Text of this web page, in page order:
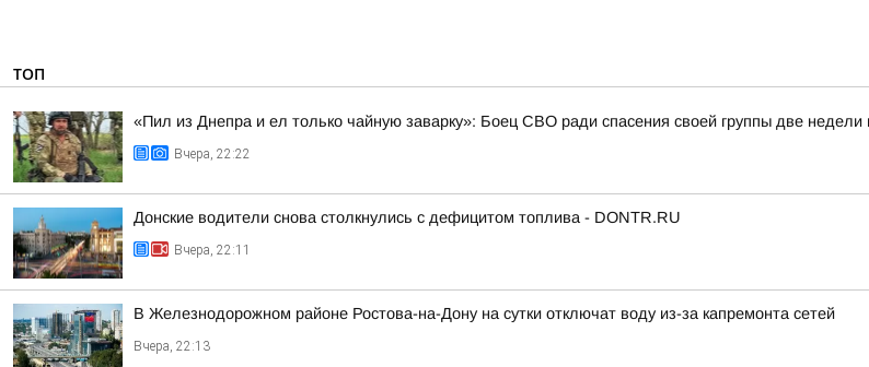
ТОП
«Пил из Днепра и ел только чайную заварку»: Боец СВО ради спасения своей группы две
Вчера, 22:22
Донские водители снова столкнулись с дефицитом топлива - DONTR.RU
Вчера, 22:11
В Железнодорожном районе Ростова-на-Дону на сутки отключат воду из-за капремонта сетей
Вчера, 22:13